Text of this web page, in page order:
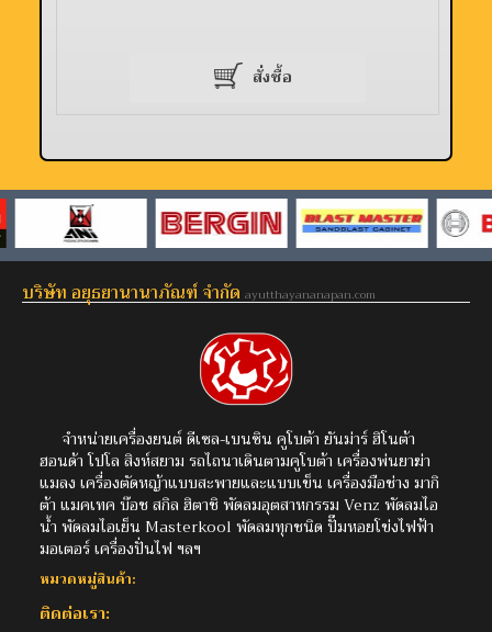
สั่งซื้อ
บริษัท อยุธยานานาภัณฑ์ จำกัด ayutthayananapan.com
จำหน่ายเครื่องยนต์ ดีเซล-เบนซิน คูโบต้า ยันม่าร์ ฮิโนต้า
ฮอนด้า โปโล สิงห์สยาม รถไถนาเดินตามคูโบต้า เครื่องพ่นยาฆ่า
แมลง เครื่องตัดหญ้าแบบสะพายและแบบเข็น เครื่องมือช่าง มากิ
ต้า แมคเทค บ๊อช สกิล ฮิตาชิ พัดลมอุตสาหกรรม Venz พัดลมไอ
น้ำ พัดลมไอเย็น Masterkool พัดลมทุกชนิด ปั๊มหอยโข่งไฟฟ้า
มอเตอร์ เครื่องปั่นไฟ ฯลฯ
หมวดหมู่สินค้า:
ติดต่อเรา: